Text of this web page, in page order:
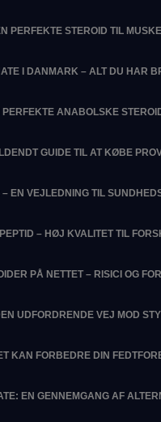
PERFEKTE STEROID TIL
I DANMARK – ALT DU HAR
ANABOLSKE
GUIDE TIL AT KØBE
EN VEJLEDNING TIL
– HØJ KVALITET TIL
PÅ NETTET – RISICI OG
UDFORDRENDE VEJ MOD
KAN FORBEDRE DIN
EN GENNEMGANG AF